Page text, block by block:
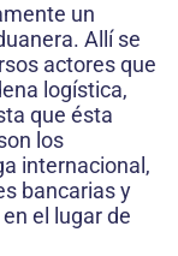
un
Allí se
actores que
logística,
que ésta
los
internacional,
bancarias y
el lugar de